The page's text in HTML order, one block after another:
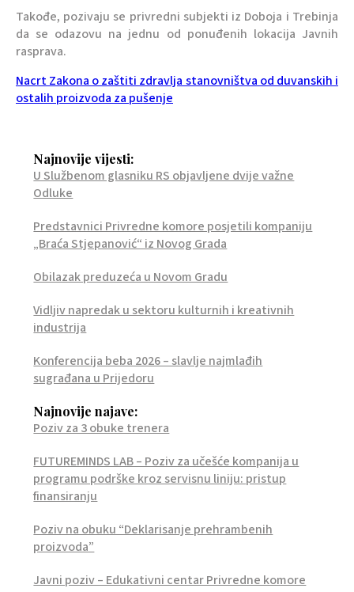
Takođe, pozivaju se privredni subjekti iz Doboja i Trebinja
da se odazovu na jednu od ponuđenih lokacija Javnih
rasprava.
Nacrt Zakona o zaštiti zdravlja stanovništva od duvanskih i
ostalih proizvoda za pušenje
Najnovije vijesti:
U Službenom glasniku RS objavljene dvije važne
Odluke
Predstavnici Privredne komore posjetili kompaniju
„Braća Stjepanović“ iz Novog Grada
Obilazak preduzeća u Novom Gradu
Vidljiv napredak u sektoru kulturnih i kreativnih
industrija
Konferencija beba 2026 – slavlje najmlađih
sugrađana u Prijedoru
Najnovije najave:
Poziv za 3 obuke trenera
FUTUREMINDS LAB – Poziv za učešće kompanija u
programu podrške kroz servisnu liniju: pristup
finansiranju
Poziv na obuku “Deklarisanje prehrambenih
proizvoda”
Javni poziv – Edukativni centar Privredne komore